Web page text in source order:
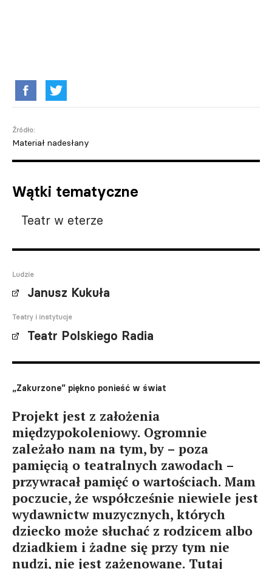
Źródło:
Materiał nadesłany
Wątki tematyczne
Teatr w eterze
Ludzie
Janusz Kukuła
Teatry i instytucje
Teatr Polskiego Radia
„Zakurzone” piękno ponieść w świat
Projekt jest z założenia
międzypokoleniowy. Ogromnie
zależało nam na tym, by – poza
pamięcią o teatralnych zawodach –
przywracał pamięć o wartościach. Mam
poczucie, że współcześnie niewiele jest
wydawnictw muzycznych, których
dziecko może słuchać z rodzicem albo
dziadkiem i żadne się przy tym nie
nudzi, nie jest zażenowane. Tutaj